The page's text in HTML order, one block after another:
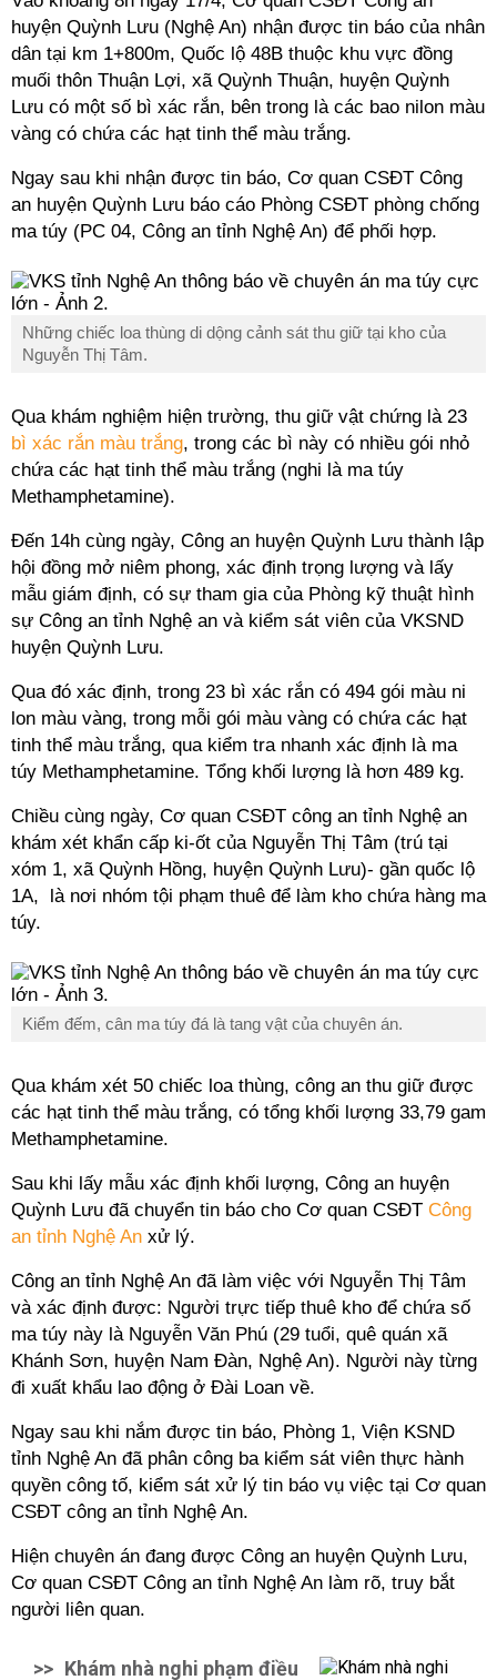
huyện Quỳnh Lưu (Nghệ An) nhận được tin báo của nhân
dân tại km 1+800m, Quốc lộ 48B thuộc khu vực đồng
muối thôn Thuận Lợi, xã Quỳnh Thuận, huyện Quỳnh
Lưu có một số bì xác rắn, bên trong là các bao nilon màu
vàng có chứa các hạt tinh thể màu trắng.
Ngay sau khi nhận được tin báo, Cơ quan CSĐT Công
an huyện Quỳnh Lưu báo cáo Phòng CSĐT phòng chống
ma túy (PC 04, Công an tỉnh Nghệ An) để phối hợp.
Những chiếc loa thùng di dộng cảnh sát thu giữ tại kho của
Nguyễn Thị Tâm.
Qua khám nghiệm hiện trường, thu giữ vật chứng là 23
bì xác rắn màu trắng, trong các bì này có nhiều gói nhỏ
chứa các hạt tinh thể màu trắng (nghi là ma túy
Methamphetamine).
Đến 14h cùng ngày, Công an huyện Quỳnh Lưu thành lập
hội đồng mở niêm phong, xác định trọng lượng và lấy
mẫu giám định, có sự tham gia của Phòng kỹ thuật hình
sự Công an tỉnh Nghệ an và kiểm sát viên của VKSND
huyện Quỳnh Lưu.
Qua đó xác định, trong 23 bì xác rắn có 494 gói màu ni
lon màu vàng, trong mỗi gói màu vàng có chứa các hạt
tinh thể màu trắng, qua kiểm tra nhanh xác định là ma
túy Methamphetamine. Tổng khối lượng là hơn 489 kg.
Chiều cùng ngày, Cơ quan CSĐT công an tỉnh Nghệ an
khám xét khẩn cấp ki-ốt của Nguyễn Thị Tâm (trú tại
xóm 1, xã Quỳnh Hồng, huyện Quỳnh Lưu)- gần quốc lộ
1A, là nơi nhóm tội phạm thuê để làm kho chứa hàng ma
túy.
Kiểm đếm, cân ma túy đá là tang vật của chuyên án.
Qua khám xét 50 chiếc loa thùng, công an thu giữ được
các hạt tinh thể màu trắng, có tổng khối lượng 33,79 gam
Methamphetamine.
Sau khi lấy mẫu xác định khối lượng, Công an huyện
Quỳnh Lưu đã chuyển tin báo cho Cơ quan CSĐT Công
an tỉnh Nghệ An xử lý.
Công an tỉnh Nghệ An đã làm việc với Nguyễn Thị Tâm
và xác định được: Người trực tiếp thuê kho để chứa số
ma túy này là Nguyễn Văn Phú (29 tuổi, quê quán xã
Khánh Sơn, huyện Nam Đàn, Nghệ An). Người này từng
đi xuất khẩu lao động ở Đài Loan về.
Ngay sau khi nắm được tin báo, Phòng 1, Viện KSND
tỉnh Nghệ An đã phân công ba kiểm sát viên thực hành
quyền công tố, kiểm sát xử lý tin báo vụ việc tại Cơ quan
CSĐT công an tỉnh Nghệ An.
Hiện chuyên án đang được Công an huyện Quỳnh Lưu,
Cơ quan CSĐT Công an tỉnh Nghệ An làm rõ, truy bắt
người liên quan.
>> Khám nhà nghi phạm điều